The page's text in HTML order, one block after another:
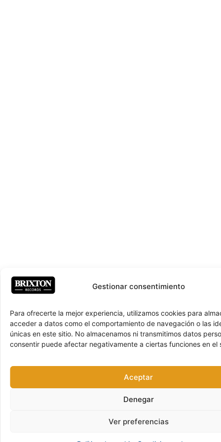
Gestionar consentimiento
Para ofrecerte la mejor experiencia, utilizamos cookies para
acceder a datos como el comportamiento de navegación o las
únicas en este sitio. No almacenamos ni transmitimos datos
consentir puede afectar negativamente a ciertas funciones en el
Aceptar
Denegar
Ver preferencias